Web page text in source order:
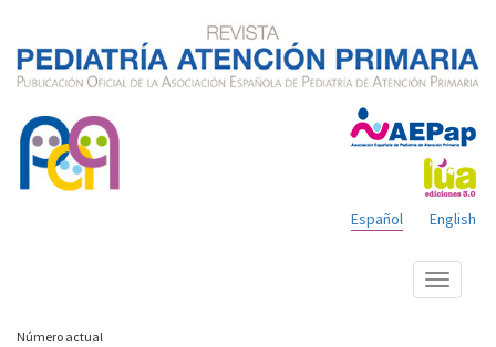
English
Español
Mostrar
menú
Número actual